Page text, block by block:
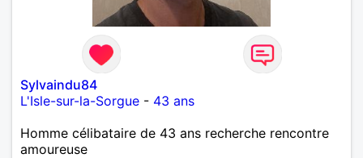
Sylvaindu84
L'Isle-sur-la-Sorgue - 43 ans
Homme célibataire de 43 ans recherche rencontre
amoureuse